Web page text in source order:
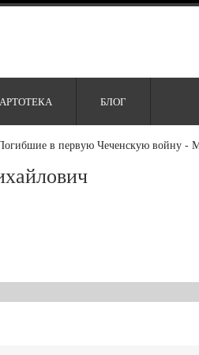
БЛОГ
в первую Чеченскую войну -